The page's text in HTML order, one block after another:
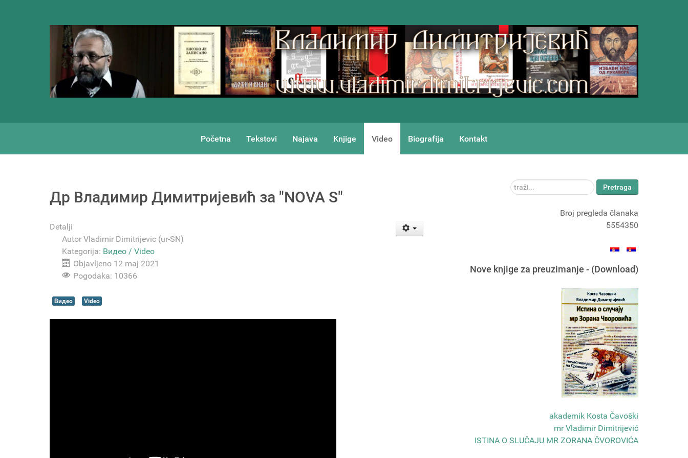
Početna Tekstovi Najava Knjige Video Biografija Kontakt
Др Владимир Димитријевић за "NOVA S"
Detalji
Autor Vladimir Dimitrijevic (ur-SN)
Kategorija: Видео / Video
Objavljeno 12 maj 2021
Pogodaka: 10366
Видео Video
traži... Pretraga
Broj pregleda članaka
5554350
Nove knjige za preuzimanje - (Download)
akademik Kosta Čavoški
mr Vladimir Dimitrijević
ISTINA O SLUČAJU MR ZORANA ČVOROVIĆA